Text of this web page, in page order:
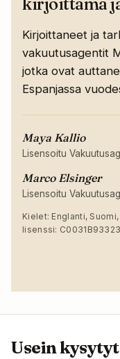
kirjoittama
Kirjoittaneet ja
vakuutusagentit
jotka ovat
Espanjassa
Maya Kallio
Lisensoitu
Marco Elsinger
Lisensoitu
Kielet: Englanti, Suomi,
lisenssi:
Usein